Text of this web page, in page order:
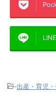
LINE
-出産・育児